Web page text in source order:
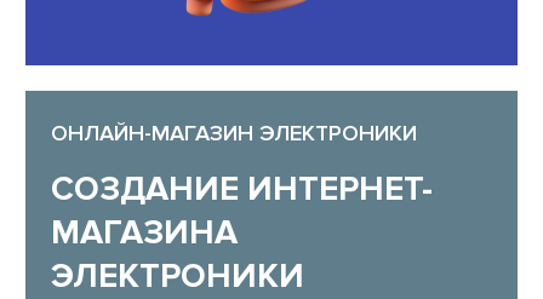
ОНЛАЙН-МАГАЗИН ЭЛЕКТРОНИКИ
СОЗДАНИЕ ИНТЕРНЕТ-
МАГАЗИНА
ЭЛЕКТРОНИКИ